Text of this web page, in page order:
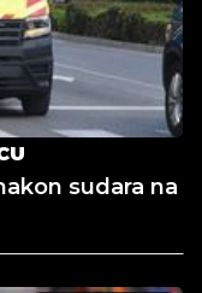
sudara na